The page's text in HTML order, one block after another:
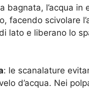
bagnata, l’acqua in
facendo scivolare
lato e liberano lo
: le scanalature
d’acqua. Nei